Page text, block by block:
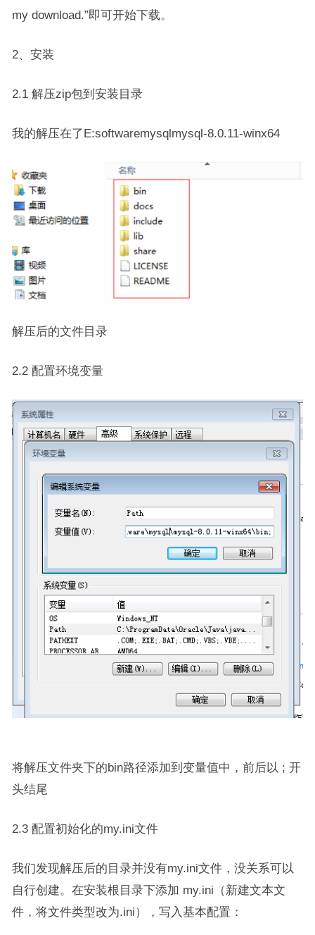
my download.”即可开始下载。
2、安装
2.1 解压zip包到安装目录
我的解压在了E:softwaremysqlmysql-8.0.11-winx64
解压后的文件目录
2.2 配置环境变量
将解压文件夹下的bin路径添加到变量值中，前后以 ; 开
头结尾
2.3 配置初始化的my.ini文件
我们发现解压后的目录并没有my.ini文件，没关系可以
自行创建。在安装根目录下添加 my.ini（新建文本文
件，将文件类型改为.ini），写入基本配置：